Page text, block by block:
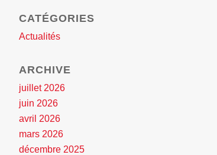
CATÉGORIES
Actualités
ARCHIVE
juillet 2026
juin 2026
avril 2026
mars 2026
décembre 2025